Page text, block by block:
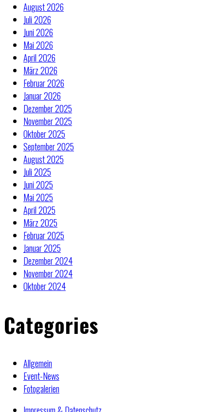
August 2026
Juli 2026
Juni 2026
Mai 2026
April 2026
März 2026
Februar 2026
Januar 2026
Dezember 2025
November 2025
Oktober 2025
September 2025
August 2025
Juli 2025
Juni 2025
Mai 2025
April 2025
März 2025
Februar 2025
Januar 2025
Dezember 2024
November 2024
Oktober 2024
Categories
Allgemein
Event-News
Fotogalerien